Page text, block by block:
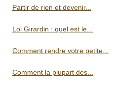
Partir de rien et devenir...
Loi Girardin : quel est le...
Comment rendre votre petite...
Comment la plupart des...